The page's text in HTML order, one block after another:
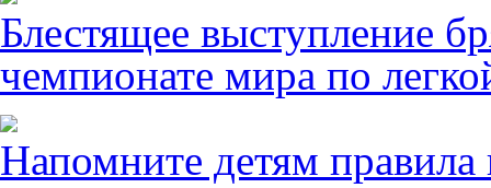
Блестящее выступление
чемпионате мира по
Напомните детям правила